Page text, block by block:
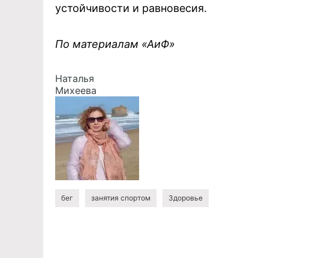
устойчивости и равновесия.
По материалам «АиФ»
Наталья
Михеева
бег занятия спортом Здоровье